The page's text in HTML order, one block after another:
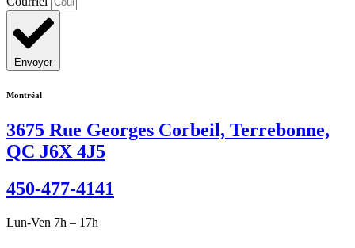
Envoyer
Montréal
3675 Rue Georges Corbeil, Terrebonne,
QC J6X 4J5
450-477-4141
Lun-Ven 7h – 17h